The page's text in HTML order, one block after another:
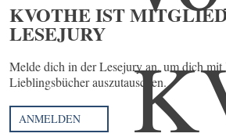
KVOTHE IST
LESEJURY
Melde dich in der Lesejury an, um dich
Lieblingsbücher auszutauschen.
ANMELDEN